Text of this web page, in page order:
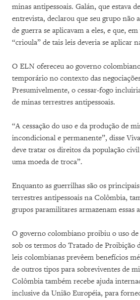
minas antipessoais. Galán, que estava
entrevista, declarou que seu grupo não
de guerra se aplicavam a eles, e que,
“crioula” de tais leis deveria se aplicar
O ELN ofereceu ao governo
temporário no contexto das
Presumivelmente, o cessar-fogo
de minas terrestres antipessoais.
“A cessação do uso e da produção de
incondicional e permanente”, disse
deve tratar os direitos da população
uma moeda de troca”.
Enquanto as guerrilhas são os
terrestres antipessoais na Colômbia,
grupos paramilitares armazenam essas
O governo colombiano proibiu o uso
sob os termos do Tratado de Proibição
leis colombianas prevêem benefícios
de outros tipos para sobreviventes de
Colômbia também recebe ajuda
inclusive da União Européia, para